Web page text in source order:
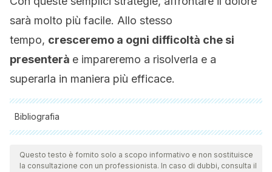
sarà molto più facile. Allo stesso
tempo, cresceremo a ogni difficoltà che si
presenterà e impareremo a risolverla e a
superarla in maniera più efficace.
Bibliografia
Tutte le fonti citate sono state esaminate a fondo dal nostro
team per garantirne la qualità, l'affidabilità, l'attualità e la
validità. La bibliografia di questo articolo è stata considerata
Questo testo è fornito solo a scopo informativo e non sostituisce
la consultazione con un professionista. In caso di dubbi, consulta il